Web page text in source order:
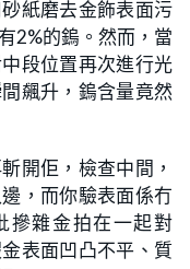
紙磨去金飾表面污
2%的鎢。然而，當
段位置再次進行光
飆升，鎢含量竟然
開佢，檢查中間，
，而你驗表面係冇
摻雜金拍在一起對
表面凹凸不平、質